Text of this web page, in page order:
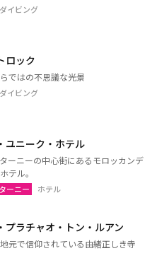
ャンタブリー
チャチューンサオ
ムットソンクラーム
アヒン（プラチュアッブ
ダイビング
ロック
ではの不思議な光景
ダイビング
ユニーク・ホテル
ーニーの中心街にあるモロッカンデ
テル。
ーニー ホテル
プラチャオ・トン・ルアン
元で信仰されている由緒正しき寺